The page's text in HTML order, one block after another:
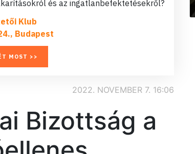
és az ingatlanbefektetésekről?
Klub
Budapest
MOST >>
2022. NOVEMBER 7. 16:06
Bizottság a